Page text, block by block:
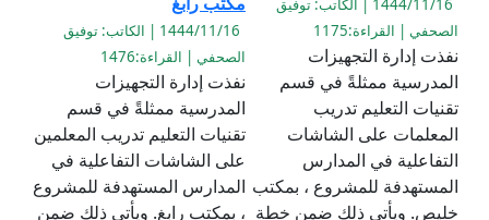
1444/11/16 | الكاتب: توفيق
الصحفي | القراءة:1175
نفذت إدارة التجهيزات
المدرسية ممثلةً في قسم
تقنيات التعليم تدريب
المعلمات على الشاشات
التفاعلية في المدارس
المستهدفة للمشروع ، بمكتب
خليص. ويأتي ذلك ضمن خطة
1444/11/16 | الكاتب: توفيق
الصحفي | القراءة:1476
نفذت إدارة التجهيزات
المدرسية ممثلةً في قسم
تقنيات التعليم تدريب المعلمين
على الشاشات التفاعلية في
المدارس المستهدفة للمشروع
، بمكتب رابغ. ويأتي ذلك ضمن